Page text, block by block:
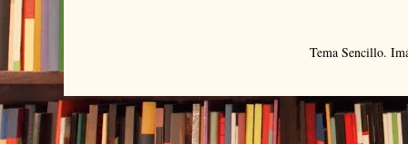
Tema Sencillo.